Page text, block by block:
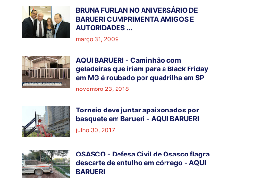
BRUNA FURLAN NO ANIVERSÁRIO DE
BARUERI CUMPRIMENTA AMIGOS E
AUTORIDADES ...
março 31, 2009
AQUI BARUERI - Caminhão com
geladeiras que iriam para a Black Friday
em MG é roubado por quadrilha em SP
novembro 23, 2018
Torneio deve juntar apaixonados por
basquete em Barueri - AQUI BARUERI
julho 30, 2017
OSASCO - Defesa Civil de Osasco flagra
descarte de entulho em córrego - AQUI
BARUERI